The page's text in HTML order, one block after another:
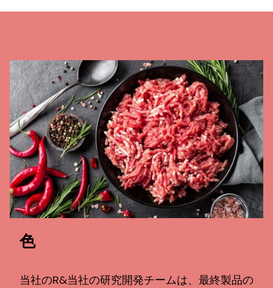
色
当社のR&当社の研究開発チームは、最終製品の